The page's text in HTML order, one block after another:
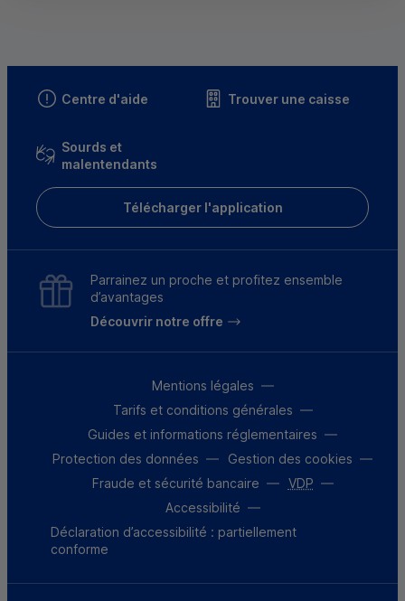
Centre d'aide Trouver une caisse
Sourds et
malentendants
Télécharger l'application
Parrainez un proche et profitez ensemble
d’avantages
Découvrir notre offre
Mentions légales
Tarifs et conditions générales
Guides et informations réglementaires
Protection des données
Gestion des cookies
Fraude et sécurité bancaire
VDP
Accessibilité
Déclaration d’accessibilité : partiellement
conforme